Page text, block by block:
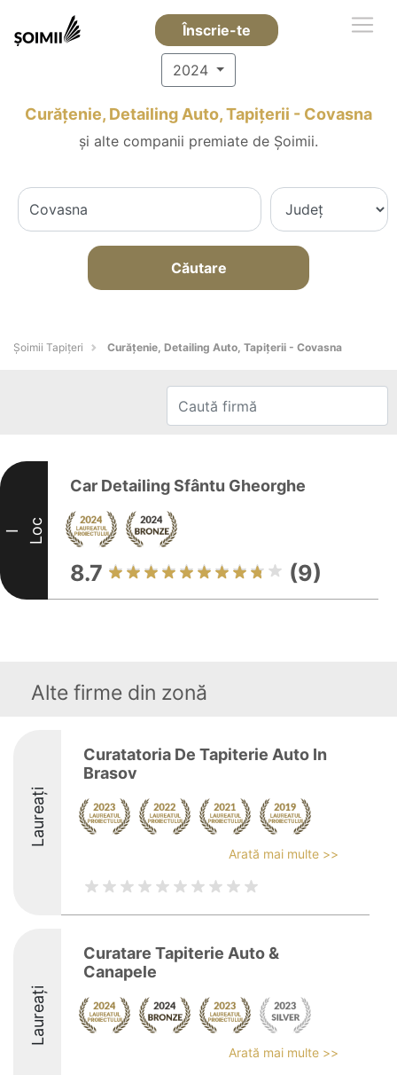
Înscrie-te
2024
Curățenie, Detailing Auto, Tapițerii - Covasna
și alte companii premiate de Șoimii.
Căutare
Șoimii Tapițeri Curățenie, Detailing Auto, Tapițerii - Covasna
I Loc
Car Detailing Sfântu Gheorghe
8.7 (9)
Alte firme din zonă
Laureați
Curatatoria De Tapiterie Auto In
Brasov
Arată mai multe >>
Laureați
Curatare Tapiterie Auto &
Canapele
Arată mai multe >>